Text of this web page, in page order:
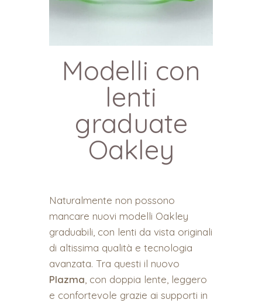
Modelli con
lenti
graduate
Oakley
Naturalmente non possono
mancare nuovi modelli Oakley
graduabili, con lenti da vista originali
di altissima qualità e tecnologia
avanzata. Tra questi il nuovo
Plazma , con doppia lente, leggero
e confortevole grazie ai supporti in